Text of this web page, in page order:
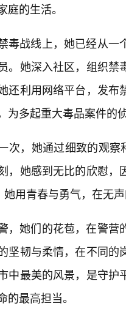
庭的生活。
毒战线上，她已经从
。她深入社区，组织
还利用网络平台，发
为多起重大毒品案件的
次，她通过细致的观察
，她感到无比的欣慰
她用青春与勇气，在无
，她们的花苞，在警营
坚韧与柔情，在不同
中最美的风景，是守
的最高担当。